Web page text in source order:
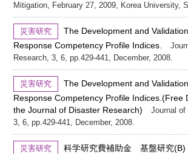
Mitigation, February 27, 2009, Korea University,
災害研究
The Development and
Response Competency Profile Indices.
Research, 3, 6, pp.429-441, December, 2008.
災害研究
The Development and
Response Competency Profile Indices.(Free
the Journal of Disaster Research)
Journal of
3, 6, pp.429-441, December, 2008.
災害研究
科学研究費補助金 基盤研究(B)